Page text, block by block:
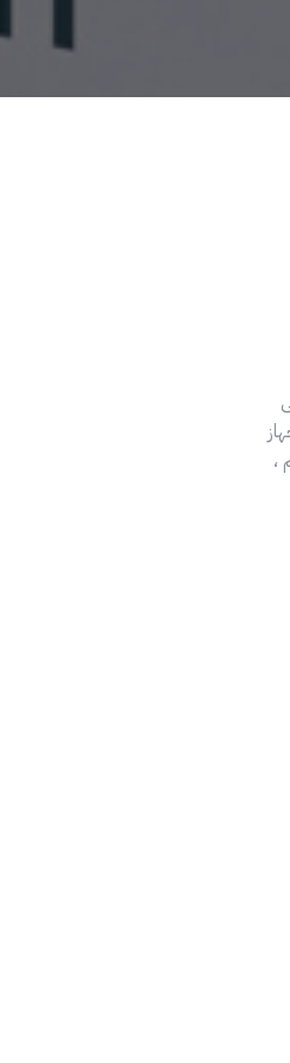
سمك سطح المكتب 25مم ،